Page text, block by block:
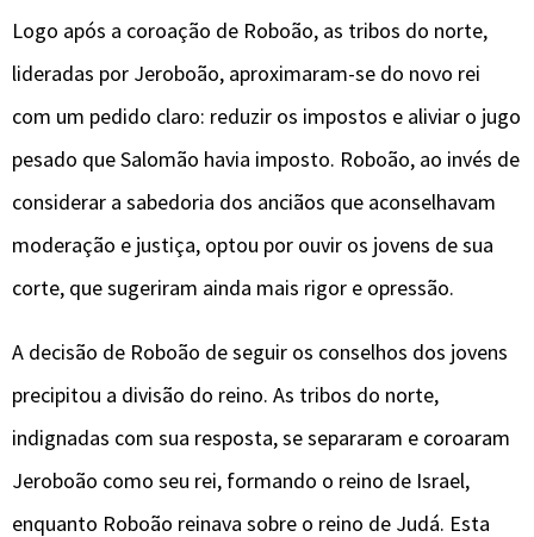
Logo após a coroação de Roboão, as tribos do norte,
lideradas por Jeroboão, aproximaram-se do novo rei
com um pedido claro: reduzir os impostos e aliviar o jugo
pesado que Salomão havia imposto. Roboão, ao invés de
considerar a sabedoria dos anciãos que aconselhavam
moderação e justiça, optou por ouvir os jovens de sua
corte, que sugeriram ainda mais rigor e opressão.
A decisão de Roboão de seguir os conselhos dos jovens
precipitou a divisão do reino. As tribos do norte,
indignadas com sua resposta, se separaram e coroaram
Jeroboão como seu rei, formando o reino de Israel,
enquanto Roboão reinava sobre o reino de Judá. Esta